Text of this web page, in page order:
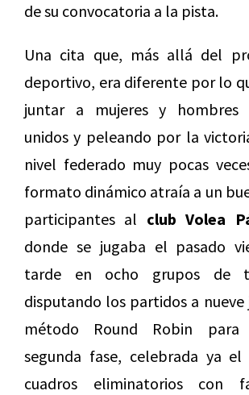
de su convocatoria a la pista.
Una cita que, más allá del
deportivo, era diferente por lo
juntar a mujeres y hombres
unidos y peleando por la
nivel federado muy pocas
formato dinámico atraía a un
participantes al club Volea
donde se jugaba el pasado
tarde en ocho grupos de
disputando los partidos a nueve
método Round Robin
segunda fase, celebrada ya el
cuadros eliminatorios con